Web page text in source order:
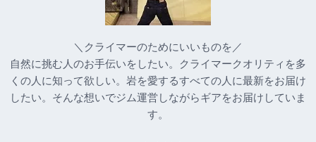
＼クライマーのためにいいものを／
自然に挑む人のお手伝いをしたい。クライマークオリティを多
くの人に知って欲しい。岩を愛するすべての人に最新をお届け
したい。そんな想いでジム運営しながらギアをお届けしていま
す。